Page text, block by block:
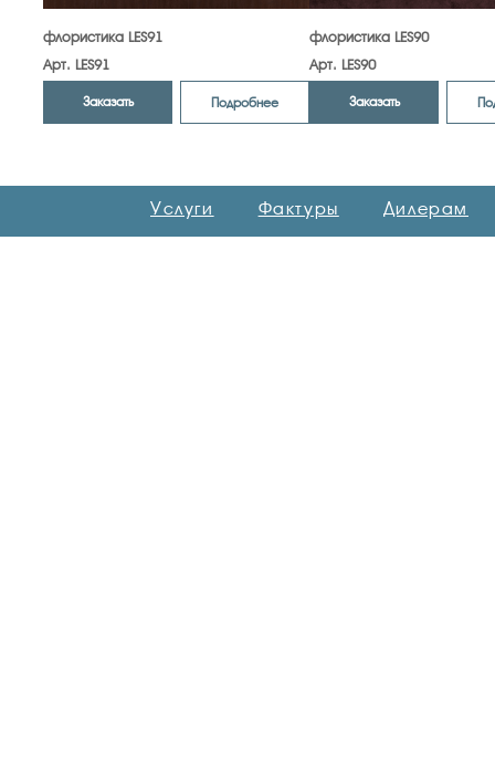
флористика LES91
Арт. LES91
Заказать Подробнее
флористика LES90
Арт. LES90
Заказать
Услуги Фактуры Дилерам